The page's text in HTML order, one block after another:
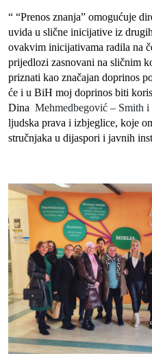
“ “Prenos znanja” omogućuje
uvida u slične inicijative iz
ovakvim inicijativama radila na
prijedlozi zasnovani na sličnim
priznati kao značajan doprinos
će i u BiH moj doprinos biti
Dina Mehmedbegović – Smith i
ljudska prava i izbjeglice, koje
stručnjaka u dijaspori i javnih